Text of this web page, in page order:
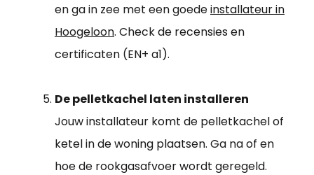
en ga in zee met een goedeinstallateur in
Hoogeloon. Check de recensies en
certificaten (EN+ a1).
De pelletkachel laten installeren
Jouw installateur komt de pelletkachel of
ketel in de woning plaatsen. Ga na of en
hoe de rookgasafvoer wordt geregeld.